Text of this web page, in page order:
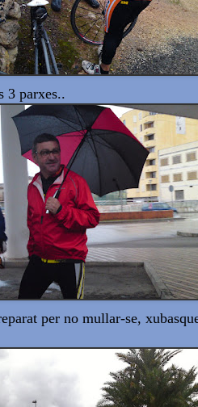
3 parxes..
per no mullar-se,